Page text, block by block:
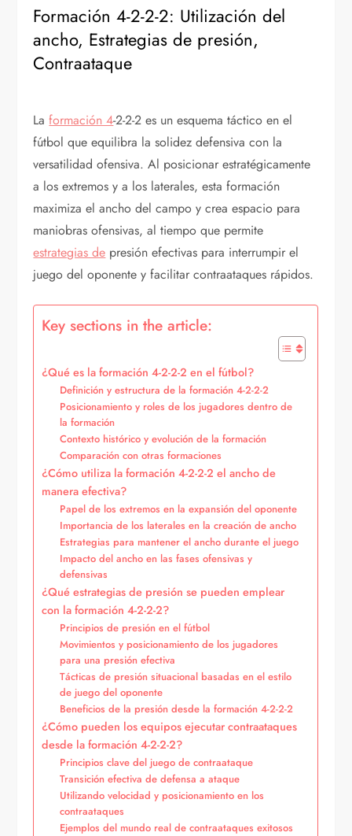
Formación 4-2-2-2: Utilización del
ancho, Estrategias de presión,
Contraataque
Laformación 4-2-2-2 es un esquema táctico en el
fútbol que equilibra la solidez defensiva con la
versatilidad ofensiva. Al posicionar estratégicamente
a los extremos y a los laterales, esta formación
maximiza el ancho del campo y crea espacio para
maniobras ofensivas, al tiempo que permite
estrategias de presión efectivas para interrumpir el
juego del oponente y facilitar contraataques rápidos.
Key sections in the article:
¿Qué es la formación 4-2-2-2 en el fútbol?
Definición y estructura de la formación 4-2-2-2
Posicionamiento y roles de los jugadores dentro de
la formación
Contexto histórico y evolución de la formación
Comparación con otras formaciones
¿Cómo utiliza la formación 4-2-2-2 el ancho de
manera efectiva?
Papel de los extremos en la expansión del oponente
Importancia de los laterales en la creación de ancho
Estrategias para mantener el ancho durante el juego
Impacto del ancho en las fases ofensivas y
defensivas
¿Qué estrategias de presión se pueden emplear
con la formación 4-2-2-2?
Principios de presión en el fútbol
Movimientos y posicionamiento de los jugadores
para una presión efectiva
Tácticas de presión situacional basadas en el estilo
de juego del oponente
Beneficios de la presión desde la formación 4-2-2-2
¿Cómo pueden los equipos ejecutar contraataques
desde la formación 4-2-2-2?
Principios clave del juego de contraataque
Transición efectiva de defensa a ataque
Utilizando velocidad y posicionamiento en los
contraataques
Ejemplos del mundo real de contraataques exitosos